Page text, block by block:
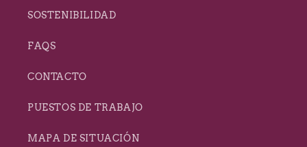
SOSTENIBILIDAD
FAQS
CONTACTO
PUESTOS DE TRABAJO
MAPA DE SITUACIÓN